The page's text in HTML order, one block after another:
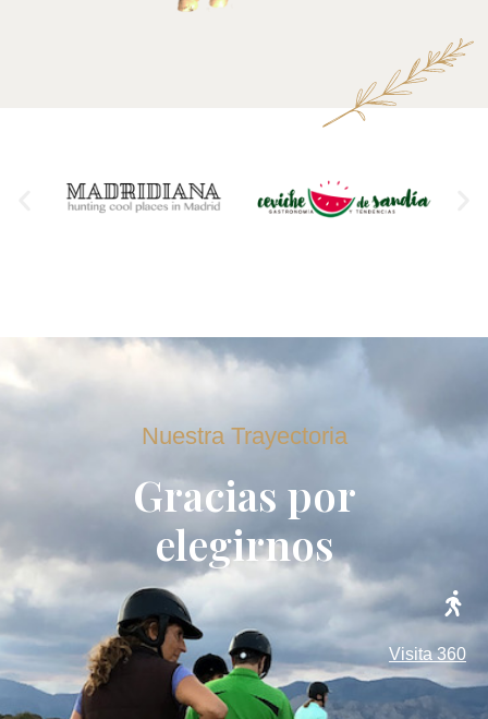
Nuestra Trayectoria
Gracias por
elegirnos
Visita 360